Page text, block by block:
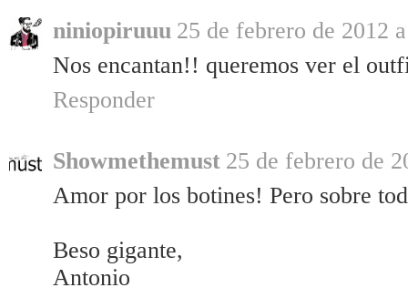
niniopiruuu 25 de febrero de 2012
Nos encantan!! queremos ver el
Responder
Showmethemust 25 de febrero de
Amor por los botines! Pero sobre
Beso gigante,
Antonio